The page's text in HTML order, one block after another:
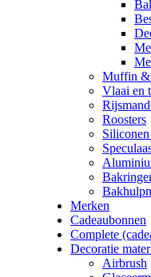
Muffin &
Vlaai en
Roosters
Merken
Cadeaubonnen
Complete
Decoratie
Airbrush